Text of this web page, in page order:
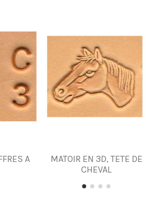
A
MATOIR EN 3D, TETE DE
CHEVAL